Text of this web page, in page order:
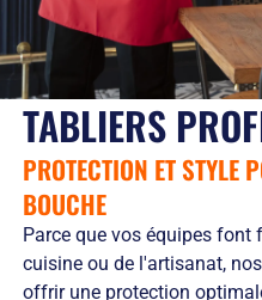
domicile
des
tenues
de
travail
L’engagement
de
service
L’innovation
textile
Les
équipements
Netexial
en
quelques
chiffres
Nous
rejoindre
Nos
agences
Ils
nous
font
confiance
locales
Métiers du
service
Hôtellerie
Solutions
de
stockage
Tapis
Hygiène
Fontaines
eau
Vêtement
Salles
Propres
TABLIERS
PROTECTION ET STYLE
BOUCHE
Parce que vos équipes font
cuisine ou de l'artisanat,
offrir une protection